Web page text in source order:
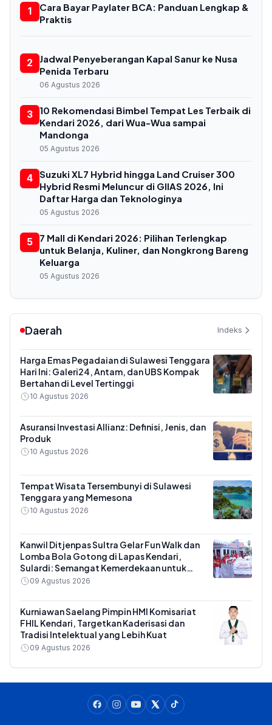
1
Cara Bayar Paylater BCA: Panduan Lengkap &
Praktis
2
Jadwal Penyeberangan Kapal Sanur ke Nusa
Penida Terbaru
06 Agustus 2026
3
10 Rekomendasi Bimbel Tempat Les Terbaik di
Kendari 2026, dari Wua-Wua sampai
Mandonga
05 Agustus 2026
4 Suzuki XL7 Hybrid hingga Land Cruiser 300
Hybrid Resmi Meluncur di GIIAS 2026, Ini
Daftar Harga dan Teknologinya
05 Agustus 2026
5
7 Mall di Kendari 2026: Pilihan Terlengkap
untuk Belanja, Kuliner, dan Nongkrong Bareng
Keluarga
05 Agustus 2026
Daerah Indeks
Harga Emas Pegadaian di Sulawesi Tenggara
Hari Ini: Galeri24, Antam, dan UBS Kompak
Bertahan di Level Tertinggi
10 Agustus 2026
Asuransi Investasi Allianz: Definisi, Jenis, dan
Produk
10 Agustus 2026
Tempat Wisata Tersembunyi di Sulawesi
Tenggara yang Memesona
10 Agustus 2026
Kanwil Ditjenpas Sultra Gelar Fun Walk dan
Lomba Bola Gotong di Lapas Kendari,
Sulardi: Semangat Kemerdekaan untuk
Kinerja
09 Agustus 2026
Kurniawan Saelang Pimpin HMI Komisariat
FHIL Kendari, Targetkan Kaderisasi dan
Tradisi Intelektual yang Lebih Kuat
09 Agustus 2026